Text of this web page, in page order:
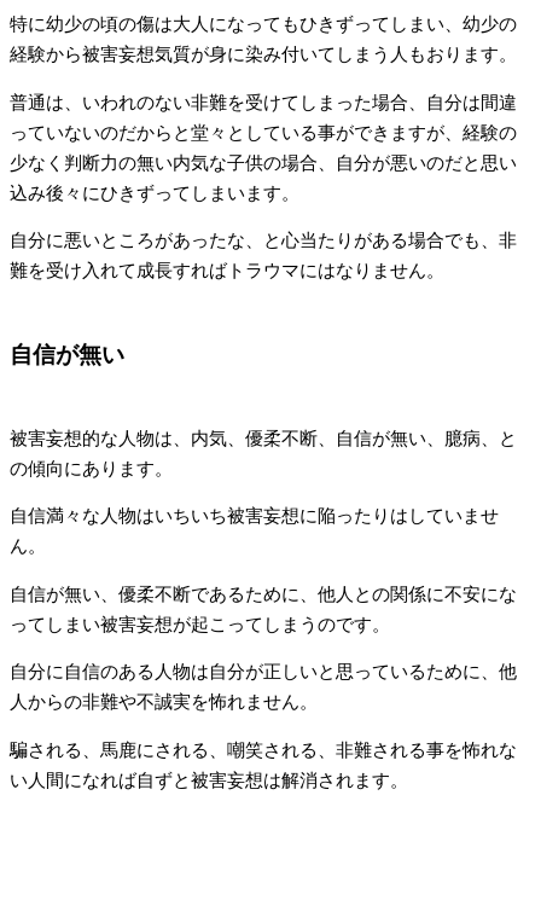
特に幼少の頃の傷は大人になってもひきずってしまい、幼少の
経験から被害妄想気質が身に染み付いてしまう人もおります。
普通は、いわれのない非難を受けてしまった場合、自分は間違
っていないのだからと堂々としている事ができますが、経験の
少なく判断力の無い内気な子供の場合、自分が悪いのだと思い
込み後々にひきずってしまいます。
自分に悪いところがあったな、と心当たりがある場合でも、非
難を受け入れて成長すればトラウマにはなりません。
自信が無い
被害妄想的な人物は、内気、優柔不断、自信が無い、臆病、と
の傾向にあります。
自信満々な人物はいちいち被害妄想に陥ったりはしていませ
ん。
自信が無い、優柔不断であるために、他人との関係に不安にな
ってしまい被害妄想が起こってしまうのです。
自分に自信のある人物は自分が正しいと思っているために、他
人からの非難や不誠実を怖れません。
騙される、馬鹿にされる、嘲笑される、非難される事を怖れな
い人間になれば自ずと被害妄想は解消されます。